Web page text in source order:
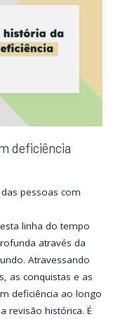
deficiência
pessoas com
linha do tempo
através da
Atravessando
as conquistas e as
deficiência ao longo
revisão histórica. É